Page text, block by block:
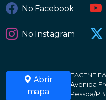
No Facebook
No Instagram
Abrir
mapa
FACENE
Avenida
Pessoa/